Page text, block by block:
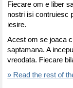
Fiecare om e liber
nostri isi contruiesc
iesire.
Acest om se joaca
saptamana. A
vreodata. Fiecare
» Read the rest of